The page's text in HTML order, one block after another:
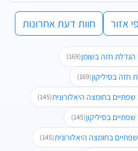
אזור חוות דעת אחרונות
הגדלת חזה בשומן(169)
חזה בסיליקון(169)
בחומצה היאלורונית(145)
בסיליקון(145)
בחומצה היאלורונית(145)